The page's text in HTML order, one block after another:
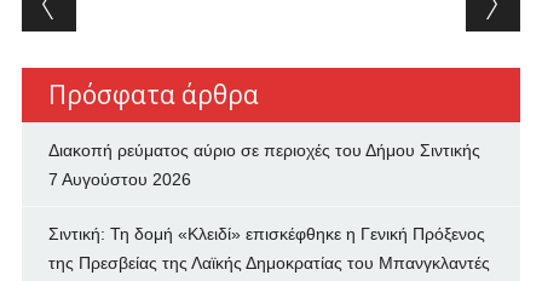
Πρόσφατα άρθρα
Διακοπή ρεύματος αύριο σε περιοχές του Δήμου Σιντικής
7 Αυγούστου 2026
Σιντική: Τη δομή «Κλειδί» επισκέφθηκε η Γενική Πρόξενος
της Πρεσβείας της Λαϊκής Δημοκρατίας του Μπανγκλαντές